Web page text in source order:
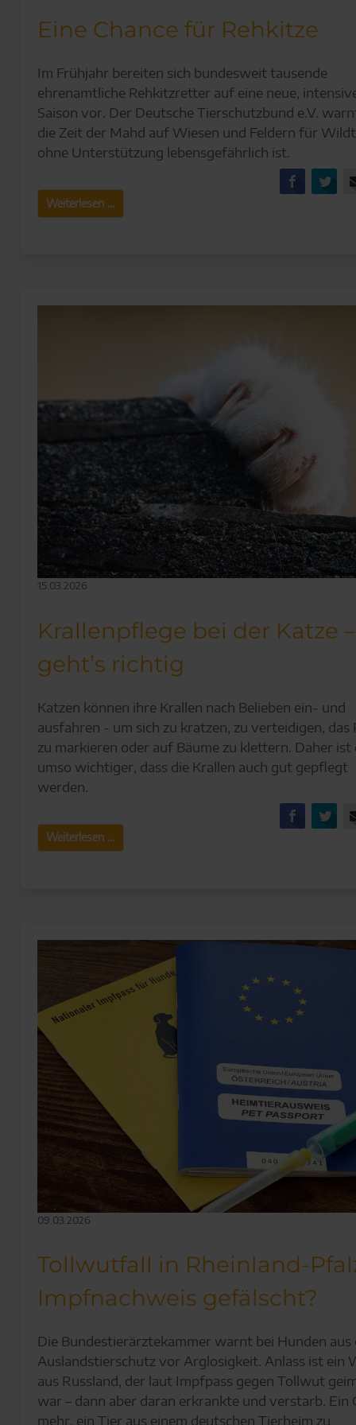
Eine Chance für Rehkitze
Im Frühjahr bereiten sich bundesweit tausende
ehrenamtliche Rehkitzretter auf eine neue,
Saison vor. Der Deutsche Tierschutzbund e.V.
die Zeit der Mahd auf Wiesen und Feldern für
ohne Unterstützung lebensgefährlich ist.
Weiterlesen …
Chance
15.03.2026
Krallenpflege bei der Katze
geht’s richtig
Katzen können ihre Krallen nach Belieben ein- und
ausfahren - um sich zu kratzen, zu verteidigen, das
zu markieren oder auf Bäume zu klettern. Daher ist
umso wichtiger, dass die Krallen auch gut gepflegt
werden.
Weiterlesen …Krallenpflege
bei
09.03.2026
Tollwutfall in Rheinland-
Impfnachweis gefälscht?
Die Bundestierärztekammer warnt bei Hunden aus
Auslandstierschutz vor Arglosigkeit. Anlass ist ein
aus Russland, der laut Impfpass gegen Tollwut
war – dann aber daran erkrankte und verstarb. Ein
mehr, ein Tier aus einem deutschen Tierheim zu